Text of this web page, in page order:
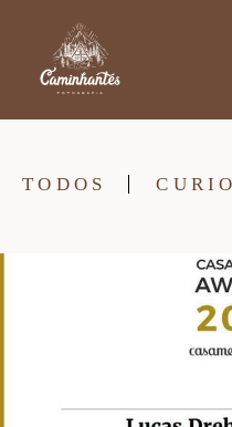
TODOS